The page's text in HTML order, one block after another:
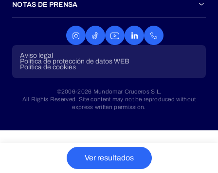
Ver resultados
NOTAS DE PRENSA
Aviso legal
Política de protección de datos WEB
Política de cookies
©2006-2026 Mundomar Cruceros S.L.
All Rights Reserved. Site content may not be reproduced without
express written permission.